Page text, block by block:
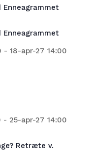
Enneagrammet
Enneagrammet
-18-apr-27 14:00
-25-apr-27 14:00
Retræte v.